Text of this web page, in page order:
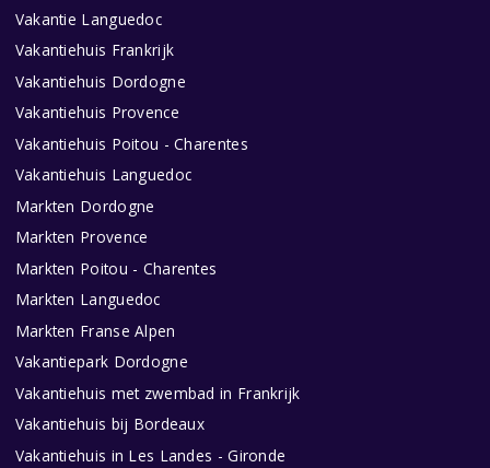
Vakantie Languedoc
Vakantiehuis Frankrijk
Vakantiehuis Dordogne
Vakantiehuis Provence
Vakantiehuis Poitou - Charentes
Vakantiehuis Languedoc
Markten Dordogne
Markten Provence
Markten Poitou - Charentes
Markten Languedoc
Markten Franse Alpen
Vakantiepark Dordogne
Vakantiehuis met zwembad in Frankrijk
Vakantiehuis bij Bordeaux
Vakantiehuis in Les Landes - Gironde